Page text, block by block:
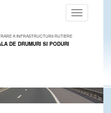
Toggle
navigation
A INFRASTRUCTURII RUTIERE
DE DRUMURI SI PODURI